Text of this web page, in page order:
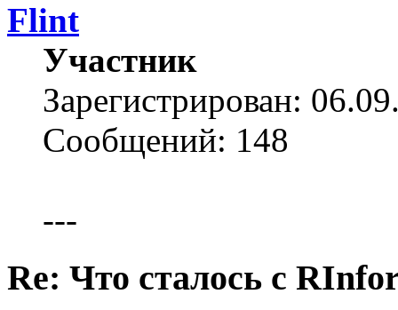
Flint
Участник
Зарегистрирован:
Сообщений: 148
---
Re: Что сталось с